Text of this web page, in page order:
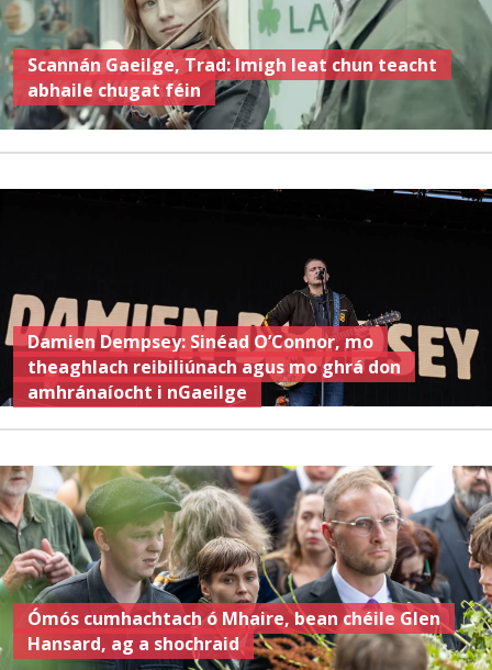
Scannán Gaeilge, Trad: Imigh leat chun teacht
abhaile chugat féin
Damien Dempsey: Sinéad O’Connor, mo
theaghlach reibiliúnach agus mo ghrá don
amhránaíocht i nGaeilge
Ómós cumhachtach ó Mhaire, bean chéile Glen
Hansard, ag a shochraid